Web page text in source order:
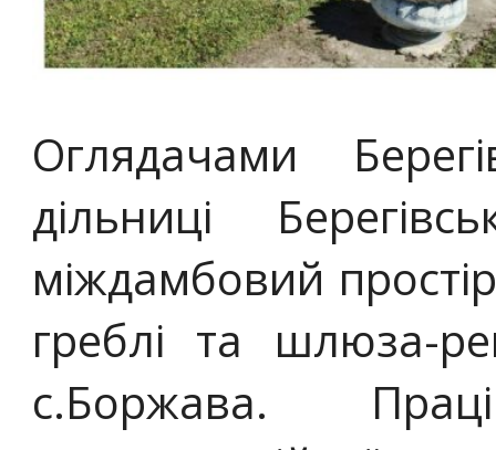
Оглядачами
дільниці
міждамбовий
греблі та шлюза-
с.Боржава.